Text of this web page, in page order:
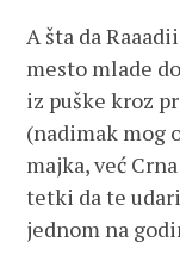
A šta da
mesto mlade
iz puške kroz
(nadimak mog
majka, već
tetki da te
jednom na